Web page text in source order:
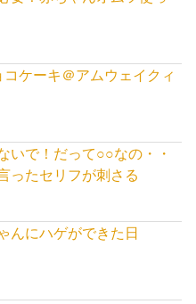
ケーキ＠アムウェイクィ
いで！だって○○なの・・
ったセリフが刺さる
んにハゲができた日